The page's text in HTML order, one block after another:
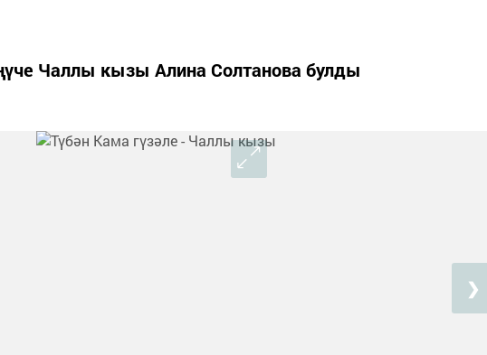
Чаллы кызы Алина Солтанова булды
❯